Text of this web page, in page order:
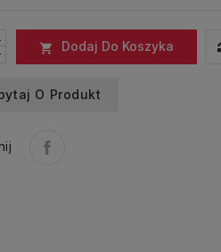
 Dodaj Do Koszyka
O Produkt